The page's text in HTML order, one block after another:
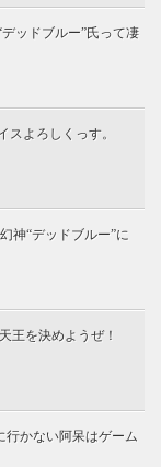
ッドブルー”氏って凄
スよろしくっす。
神“デッドブルー”に
王を決めようぜ！
行かない阿呆はゲーム